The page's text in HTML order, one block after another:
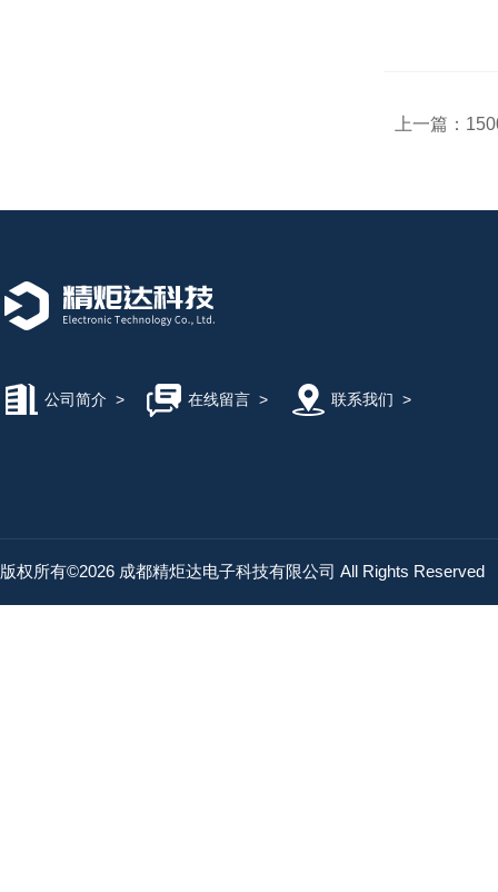
上一篇：
公司简介 > 在线留言> 联系我们 >
版权所有©2026 成都精炬达电子科技有限公司 All Rights Reserved